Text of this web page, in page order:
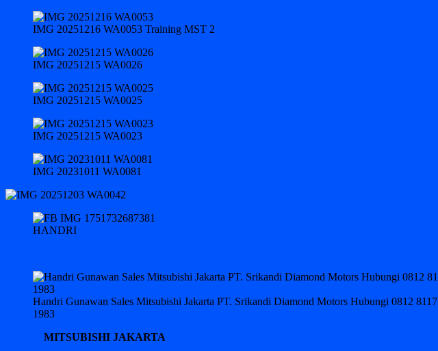
IMG 20251216 WA0053 Training MST 2
IMG 20251215 WA0026
IMG 20251215 WA0025
IMG 20251215 WA0023
IMG 20231011 WA0081
HANDRI
Handri Gunawan Sales Mitsubishi Jakarta PT. Srikandi Diamond Motors Hubungi 0812 8117
1983
MITSUBISHI JAKARTA